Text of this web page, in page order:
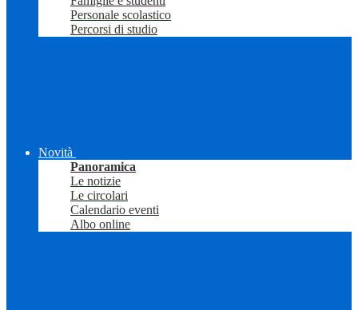
Personale scolastico
Percorsi di studio
Novità
Panoramica
Le notizie
Le circolari
Calendario eventi
Albo online